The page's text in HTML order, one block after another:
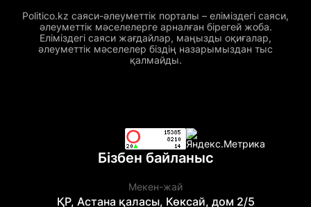
Politico.kz саяси-әлеуметтік порталы – еліміздегі саяси,
әлеуметтік мәселелерге арналған бірегей жоба.
Еліміздегі саяси жағдайлар, маңызды оқиғалар,
әлеуметтік мәселелер біздің назарымыздан тыс
қалмайды.
Бізбен байланыс
Мекен-жай
ҚР, Астана қаласы, Көксай, дом 2/5